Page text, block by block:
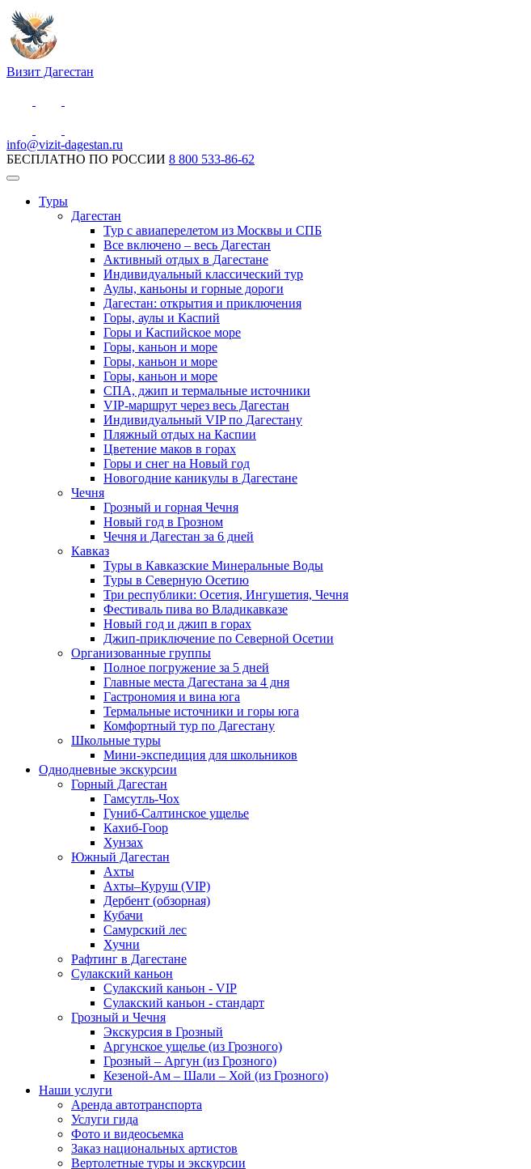
Визит Дагестан
info@vizit-dagestan.ru
БЕСПЛАТНО ПО РОССИИ 8 800 533-86-62
Туры
Дагестан
Тур с авиаперелетом из Москвы и СПБ
Все включено – весь Дагестан
Активный отдых в Дагестане
Индивидуальный классический тур
Аулы, каньоны и горные дороги
Дагестан: открытия и приключения
Горы, аулы и Каспий
Горы и Каспийское море
Горы, каньон и море
Горы, каньон и море
Горы, каньон и море
СПА, джип и термальные источники
VIP-маршрут через весь Дагестан
Индивидуальный VIP по Дагестану
Пляжный отдых на Каспии
Цветение маков в горах
Горы и снег на Новый год
Новогодние каникулы в Дагестане
Чечня
Грозный и горная Чечня
Новый год в Грозном
Чечня и Дагестан за 6 дней
Кавказ
Туры в Кавказские Минеральные Воды
Туры в Северную Осетию
Три республики: Осетия, Ингушетия, Чечня
Фестиваль пива во Владикавказе
Новый год и джип в горах
Джип-приключение по Северной Осетии
Организованные группы
Полное погружение за 5 дней
Главные места Дагестана за 4 дня
Гастрономия и вина юга
Термальные источники и горы юга
Комфортный тур по Дагестану
Школьные туры
Мини-экспедиция для школьников
Однодневные экскурсии
Горный Дагестан
Гамсутль-Чох
Гуниб-Салтинское ущелье
Кахиб-Гоор
Хунзах
Южный Дагестан
Ахты
Ахты–Куруш (VIP)
Дербент (обзорная)
Кубачи
Самурский лес
Хучни
Рафтинг в Дагестане
Сулакский каньон
Сулакский каньон - VIP
Сулакский каньон - стандарт
Грозный и Чечня
Экскурсия в Грозный
Аргунское ущелье (из Грозного)
Грозный – Аргун (из Грозного)
Кезеной-Ам – Шали – Хой (из Грозного)
Наши услуги
Аренда автотранспорта
Услуги гида
Фото и видеосьемка
Заказ национальных артистов
Вертолетные туры и экскурсии